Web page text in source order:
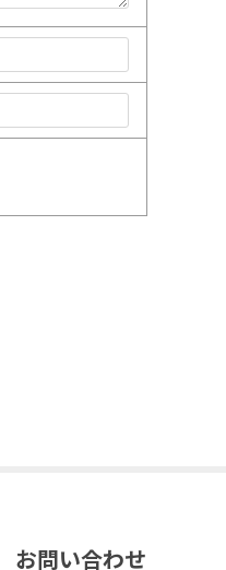
お問い合わせ